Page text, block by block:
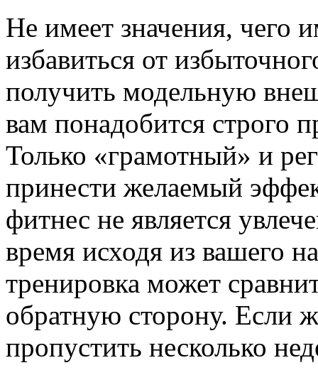
Не имеет значения, чего
избавиться от
получить модельную
вам понадобится строго
Только «грамотный» и
принести желаемый
фитнес не является
время исходя из вашего
тренировка может
обратную сторону. Если
пропустить несколько